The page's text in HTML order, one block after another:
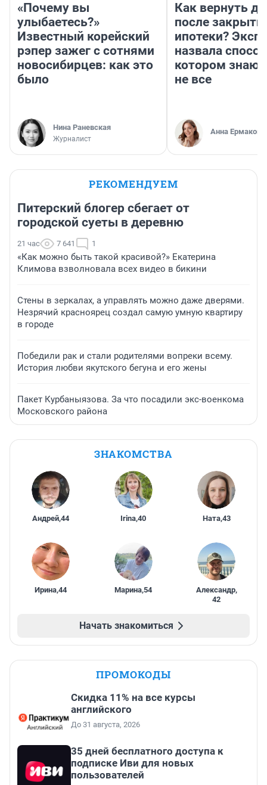
«Почему вы
улыбаетесь?»
Известный корейский
рэпер зажег с сотнями
новосибирцев: как это
было
Нина Раневская
Журналист
Как вернуть
после
ипотеки?
назвала
котором
не все
Анна Ермакова
РЕКОМЕНДУЕМ
Питерский блогер сбегает от
городской суеты в деревню
21 час 7 641 1
«Как можно быть такой красивой?» Екатерина
Климова взволновала всех видео в бикини
Стены в зеркалах, а управлять можно даже дверями.
Незрячий красноярец создал самую умную квартиру
в городе
Победили рак и стали родителями вопреки всему.
История любви якутского бегуна и его жены
Пакет Курбаныязова. За что посадили экс-военкома
Московского района
ЗНАКОМСТВА
Андрей,44 Irina,40 Ната,43
Ирина,44 Марина,54 Александр,
42
Начать знакомиться
ПРОМОКОДЫ
Скидка 11% на все курсы
английского
До 31 августа, 2026
35 дней бесплатного доступа к
подписке Иви для новых
пользователей